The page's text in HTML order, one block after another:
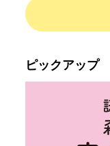
ピックアップ